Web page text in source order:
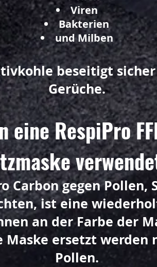
Viren
Bakterien
und Milben
beseitigt
Gerüche.
eine RespiPro
Carbon gegen Pollen,
ist eine
an der Farbe der
Maske ersetzt werden
Pollen.